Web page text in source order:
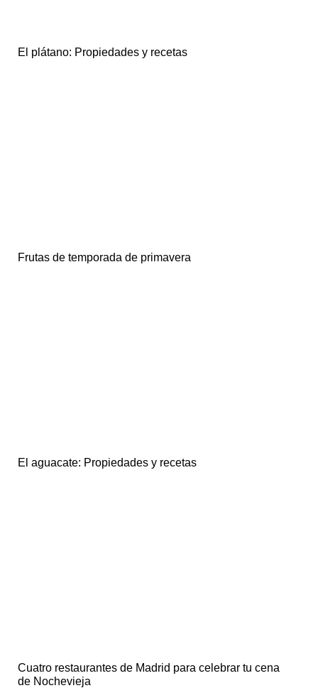
El plátano: Propiedades y recetas
Frutas de temporada de primavera
El aguacate: Propiedades y recetas
Cuatro restaurantes de Madrid para celebrar tu cena
de Nochevieja